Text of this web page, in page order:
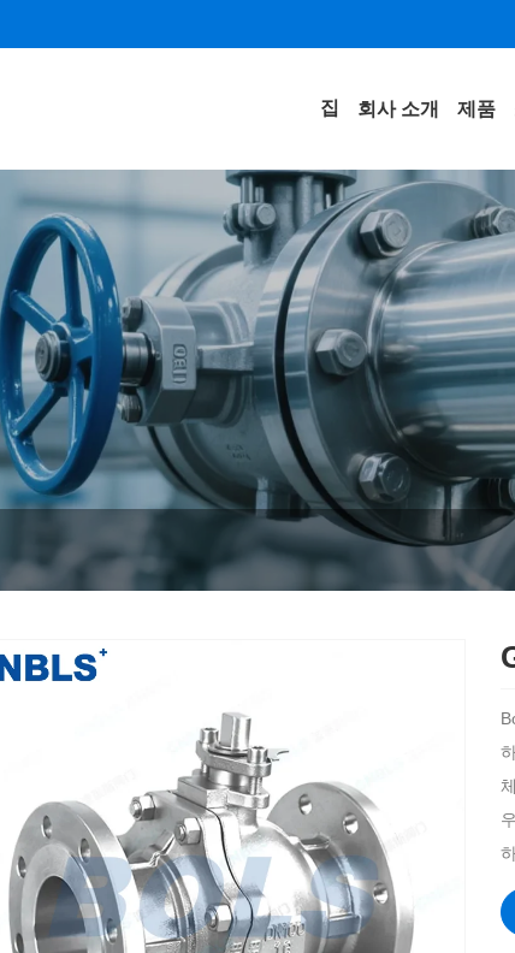
집 회사 소개 제품